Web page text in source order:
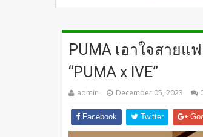
PUMA เอาใจสาย
“PUMA x IVE”
admin December 05, 2023
Facebook Twitter